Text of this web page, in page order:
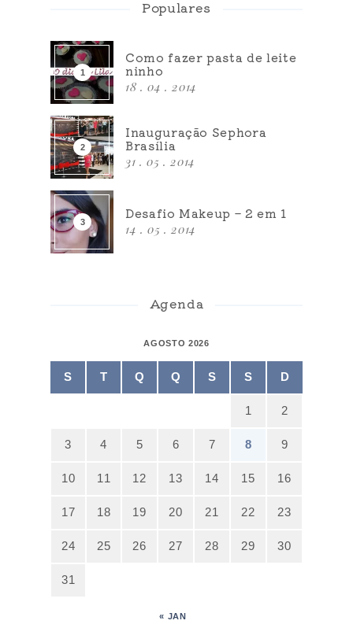
Populares
Como fazer pasta de leite
ninho
18 . 04 . 2014
Inauguração Sephora
Brasília
31 . 05 . 2014
Desafio Makeup – 2 em 1
14 . 05 . 2014
Agenda
AGOSTO 2026
S T Q Q S S D
1 2
3 4 5 6 7 8 9
10 11 12 13 14 15 16
17 18 19 20 21 22 23
24 25 26 27 28 29 30
31
« JAN